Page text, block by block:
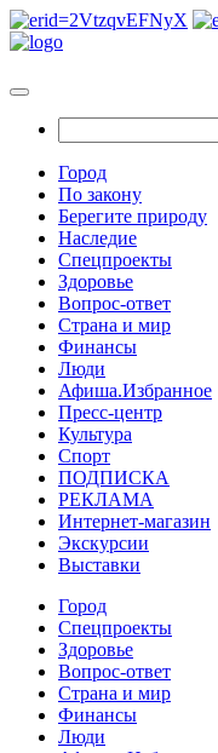
Город
По закону
Берегите природу
Наследие
Спецпроекты
Здоровье
Вопрос-ответ
Страна и мир
Финансы
Люди
Афиша.Избранное
Пресс-центр
Культура
Спорт
ПОДПИСКА
РЕКЛАМА
Интернет-магазин
Экскурсии
Выставки
Город
Спецпроекты
Здоровье
Вопрос-ответ
Страна и мир
Финансы
Люди